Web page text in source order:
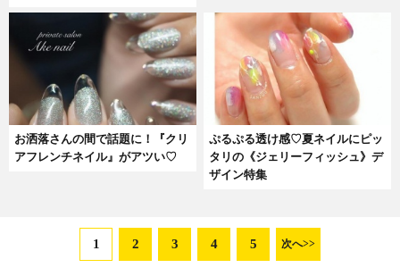
お洒落さんの間で話題に！『クリ
アフレンチネイル』がアツい♡
ぷるぷる透け感♡夏ネイルにピッ
タリの《ジェリーフィッシュ》デ
ザイン特集
1 2 3 4 5 次へ>>